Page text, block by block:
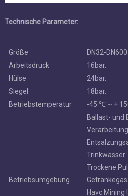
Produkteigenschaft:
100% bidirektional enger Abschalt.
Installation ohne Einschränkung
Reduziertes Gewicht und
Niederdruckverluste und
Leicht zu reinigen und für